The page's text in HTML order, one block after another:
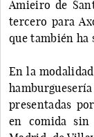
Amieiro de
tercero para
que también ha
En la
presentadas
en comida